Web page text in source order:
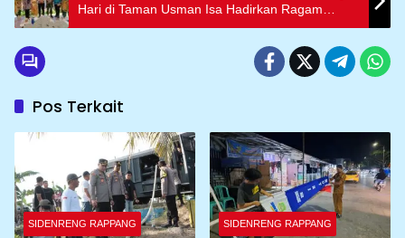
Hari di Taman Usman Isa Hadirkan Ragam
Kreativitas
Pos Terkait
SIDENRENG RAPPANG SIDENRENG RAPPANG